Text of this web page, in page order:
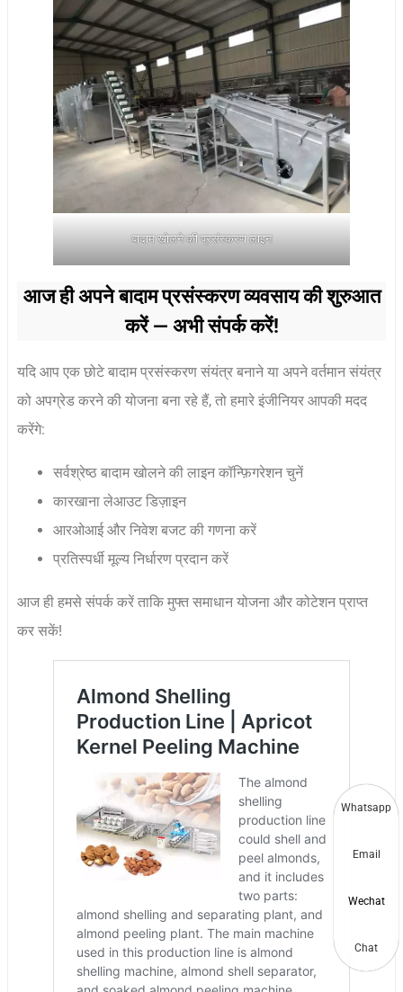
बादाम खोलने की प्रसंस्करण लाइन
आज ही अपने बादाम प्रसंस्करण व्यवसाय की शुरुआत
करें — अभी संपर्क करें!
यदि आप एक छोटे बादाम प्रसंस्करण संयंत्र बनाने या अपने वर्तमान संयंत्र
को अपग्रेड करने की योजना बना रहे हैं, तो हमारे इंजीनियर आपकी मदद
करेंगे:
सर्वश्रेष्ठ बादाम खोलने की लाइन कॉन्फ़िगरेशन चुनें
कारखाना लेआउट डिज़ाइन
आरओआई और निवेश बजट की गणना करें
प्रतिस्पर्धी मूल्य निर्धारण प्रदान करें
आज ही हमसे संपर्क करें ताकि मुफ्त समाधान योजना और कोटेशन प्राप्त
कर सकें!
Whatsapp
Email
Wechat
Chat